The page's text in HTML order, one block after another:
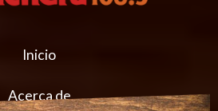
Inicio
Acerca de